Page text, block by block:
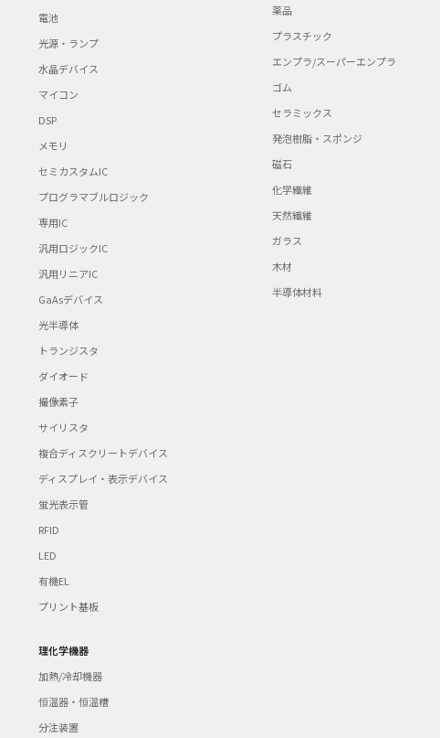
電池
光源・ランプ
水晶デバイス
マイコン
DSP
メモリ
セミカスタムIC
プログラマブルロジック
専用IC
汎用ロジックIC
汎用リニアIC
GaAsデバイス
光半導体
トランジスタ
ダイオード
撮像素子
サイリスタ
複合ディスクリートデバイス
ディスプレイ・表示デバイス
蛍光表示管
RFID
LED
有機EL
プリント基板
理化学機器
加熱/冷却機器
恒温器・恒温槽
分注装置
薬品
プラスチック
エンプラ/スーパーエンプラ
ゴム
セラミックス
発泡樹脂・スポンジ
磁石
化学繊維
天然繊維
ガラス
木材
半導体材料